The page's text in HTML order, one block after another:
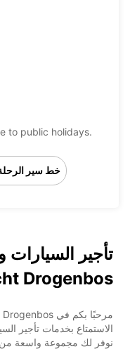
to public holidays.
خط سير
تأجير
Drogenbos
نوفر لك مجموعة واسعة من